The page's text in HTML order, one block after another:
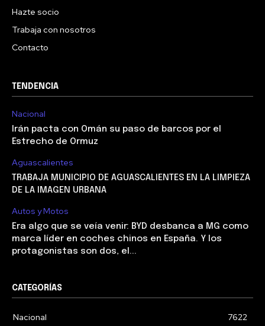
Hazte socio
Trabaja con nosotros
Contacto
TENDENCIA
Nacional
Irán pacta con Omán su paso de barcos por el
Estrecho de Ormuz
Aguascalientes
TRABAJA MUNICIPIO DE AGUASCALIENTES EN LA LIMPIEZA
DE LA IMAGEN URBANA
Autos y Motos
Era algo que se veía venir: BYD desbanca a MG como
marca líder en coches chinos en España. Y los
protagonistas son dos, el...
CATEGORÍAS
Nacional 7622